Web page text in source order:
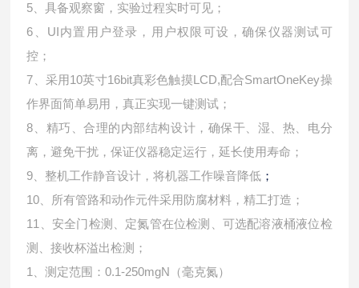
5、具备观察窗，实验过程实时可见；
6、UI内置用户登录，用户权限可设，确保仪器测试可
控；
7、采用10英寸16bit真彩色触摸LCD,配合SmartOneKey操
作界面简单易用，真正实现一键测试；
8、精巧、合理的内部结构设计，确保干、湿、热、电分
离，避免干扰，保证仪器稳定运行，延长使用寿命；
9、整机工作静音设计，将机器工作噪音降低 ；
10、所有管路和动作元件采用防腐材料，精工打造；
11、安全门检测、定氮管在位检测、可选配溶液桶液位检
测、接收杯溢出检测；
1、测定范围：0.1-250mgN（毫克氮）